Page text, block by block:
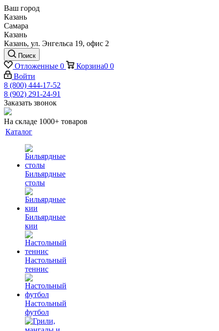
Ваш город
Казань
Самара
Казань
Казань, ул. Энгельса 19, офис 2
Поиск
Отложенные 0 Корзина0 0
Войти
8 (800) 444-17-52
8 (902) 291-24-91
Заказать звонок
На складе 1000+ товаров
Каталог
Бильярдные
столы
Бильярдные
кии
Настольный
теннис
Настольный
футбол